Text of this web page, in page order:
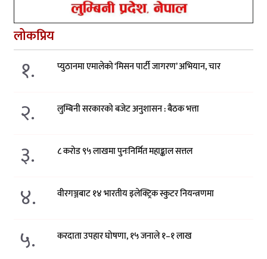
लोकप्रिय
१. प्युठानमा एमालेको ‘मिसन पार्टी जागरण’ अभियान, चार
२. लुम्बिनी सरकारको बजेट अनुशासन : बैठक भत्ता
३. ८ करोड ९५ लाखमा पुनःनिर्मित महाङ्काल सत्तल
४. वीरगञ्जबाट १४ भारतीय इलेक्ट्रिक स्कुटर नियन्त्रणमा
५. करदाता उपहार घोषणा, १५ जनाले १–१ लाख